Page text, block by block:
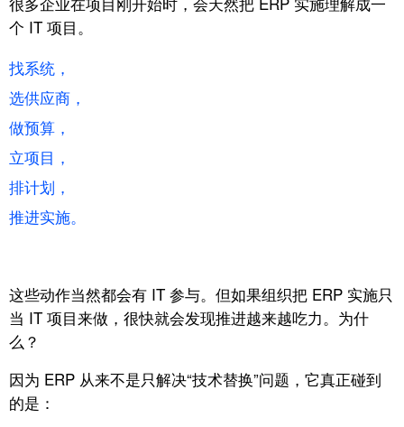
个 IT 项目。
找系统，
选供应商，
做预算，
立项目，
排计划，
推进实施。
这些动作当然都会有 IT 参与。 但如果组织把 ERP 实施只
当 IT 项目来做， 很快就会发现推进越来越吃力。为什
么？
因为 ERP 从来不是只解决“技术替换”问题，它真正碰到
的是：